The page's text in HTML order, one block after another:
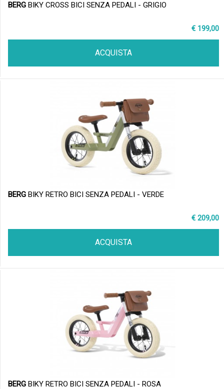
BERG BIKY CROSS BICI SENZA PEDALI - GRIGIO
€ 199,00
ACQUISTA
BERG BIKY RETRO BICI SENZA PEDALI - VERDE
€ 209,00
ACQUISTA
BERG BIKY RETRO BICI SENZA PEDALI - ROSA